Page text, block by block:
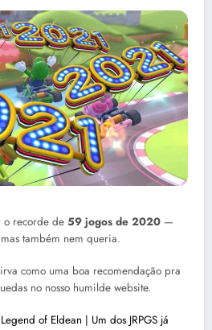
o recorde de 59 jogos de 2020 —
também nem queria.
como uma boa recomendação pra
no nosso humilde website.
of Eldean | Um dos JRPGS já